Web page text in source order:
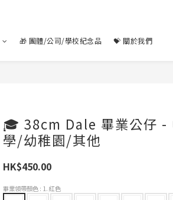
🎁 團體/公司/學校紀念品 💝 關於我們
🎓 38cm Dale 畢業公仔 -
學/幼稚園/其他
HK$450.00
畢業領帶顏色 : 1. 紅色